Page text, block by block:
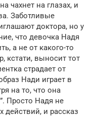
чахнет на глазах, и
Заботливые
доктора, но у
что девочка Надя
а не от какого-то
кстати, выносит тот
страдает от
Нади играет в
на то, что она
Просто Надя не
действий, и рассказ